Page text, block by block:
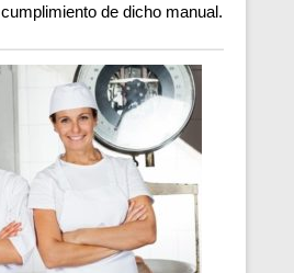
de dicho manual.